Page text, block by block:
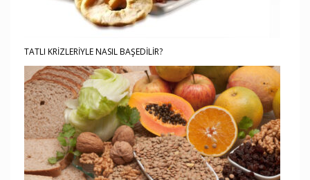
TATLI KRİZLERİYLE NASIL BAŞEDİLİR?